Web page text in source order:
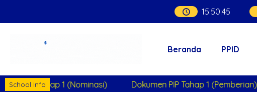
15:50:45
Beranda PPID
School Info
PIP Tahap 1 (Nominasi) Dokumen PIP Tahap 1 (Pemberian)